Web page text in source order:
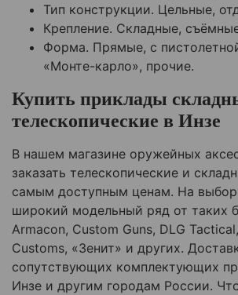
Тип конструкции. Цельные,
Крепление. Складные,
Форма. Прямые, с
«Монте-карло», прочие.
Купить приклады
телескопические в Инзе
В нашем магазине оружейных
заказать телескопические и
самым доступным ценам. На выбор
широкий модельный ряд от таких
Armacon, Custom Guns, DLG
Customs, «Зенит» и других.
сопутствующих комплектующих
Инзе и другим городам России.